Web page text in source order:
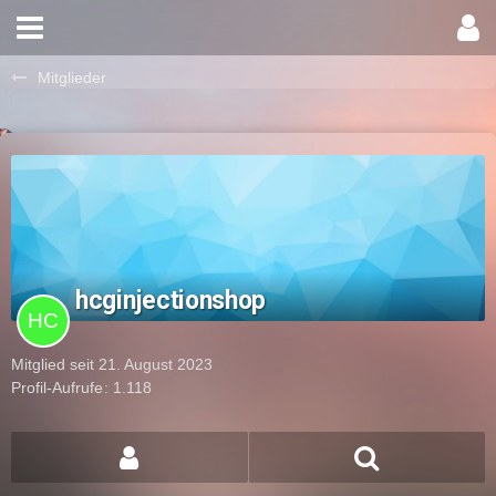
Mitglieder
hcginjectionshop
Mitglied seit 21. August 2023
Profil-Aufrufe
1.118